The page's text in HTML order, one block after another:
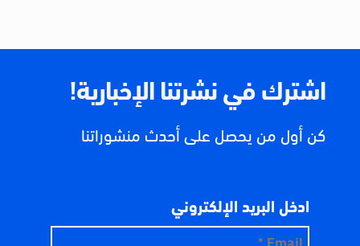
اشترك في نشرتنا الإخبارية!
كن أول من يحصل على أحدث منشوراتنا
ادخل البريد الإلكتروني